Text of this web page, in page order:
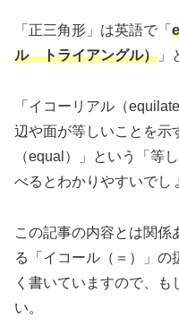
「正三角形」は英語で「
ル トライアングル） 」
「イコーリアル（
辺や面が等しいことを示
（equal）」という「等
べるとわかりやすいでし
この記事の内容とは関係
る「イコール（＝）」の
く書いていますので、も
い。